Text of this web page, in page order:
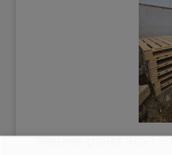
Nieuwe pallet